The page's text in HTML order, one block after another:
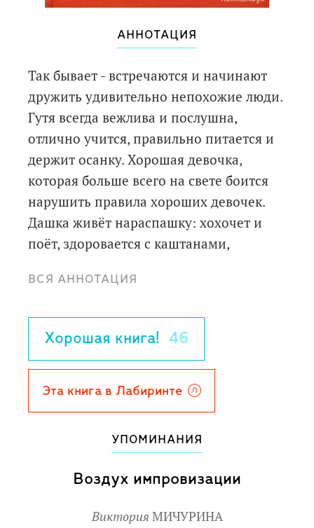
АННОТАЦИЯ
Так бывает - встречаются и начинают
дружить удивительно непохожие люди.
Гутя всегда вежлива и послушна,
отлично учится, правильно питается и
держит осанку. Хорошая девочка,
которая больше всего на свете боится
нарушить правила хороших девочек.
Дашка живёт нараспашку: хохочет и
поёт, здоровается с каштанами,
до школы - в приключение. Раздаёт
так щедро и увлечённо живёт, как будто
торопится побольше успеть.
Удивительно непохожие. Но их дружба
оказывается сильнее предубеждений,
слабости, боли и даже страха.
Для детей среднего школьного
ВСЯ АННОТАЦИЯ
Хорошая книга! 46
Эта книга в Лабиринте
УПОМИНАНИЯ
Воздух импровизации
Виктория МИЧУРИНА